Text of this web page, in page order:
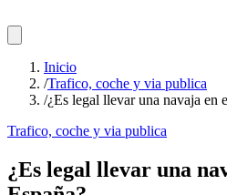
Inicio
/Trafico, coche y via publica
/¿Es legal llevar una navaja en
Trafico, coche y via publica
¿Es legal llevar una